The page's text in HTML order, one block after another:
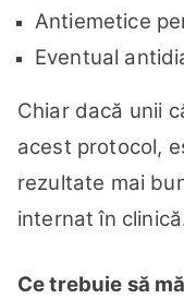
Antiemetice
Eventual
Chiar dacă unii
acest protocol,
rezultate mai
internat în
Ce trebuie să